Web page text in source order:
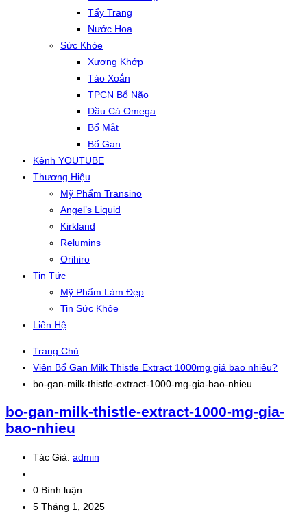
Tẩy Trang
Nước Hoa
Sức Khỏe
Xương Khớp
Tảo Xoắn
TPCN Bổ Não
Dầu Cá Omega
Bổ Mắt
Bổ Gan
Kênh YOUTUBE
Thương Hiệu
Mỹ Phẩm Transino
Angel’s Liquid
Kirkland
Relumins
Orihiro
Tin Tức
Mỹ Phẩm Làm Đẹp
Tin Sức Khỏe
Liên Hệ
Trang Chủ
Viên Bổ Gan Milk Thistle Extract 1000mg giá bao nhiêu?
bo-gan-milk-thistle-extract-1000-mg-gia-bao-nhieu
bo-gan-milk-thistle-extract-1000-mg-gia-
bao-nhieu
Tác Giả: admin
0 Bình luận
5 Tháng 1, 2025